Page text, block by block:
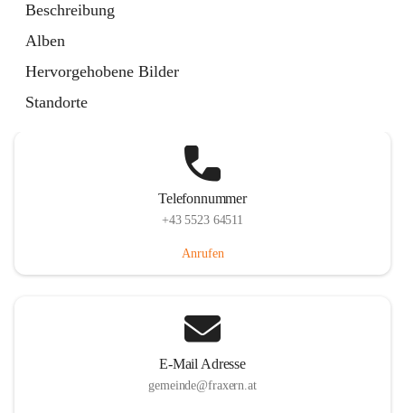
Beschreibung
Alben
Hervorgehobene Bilder
Standorte
Telefonnummer
+43 5523 64511
Anrufen
E-Mail Adresse
gemeinde@fraxern.at